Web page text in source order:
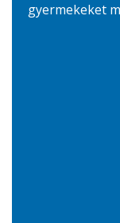
gyermekeket